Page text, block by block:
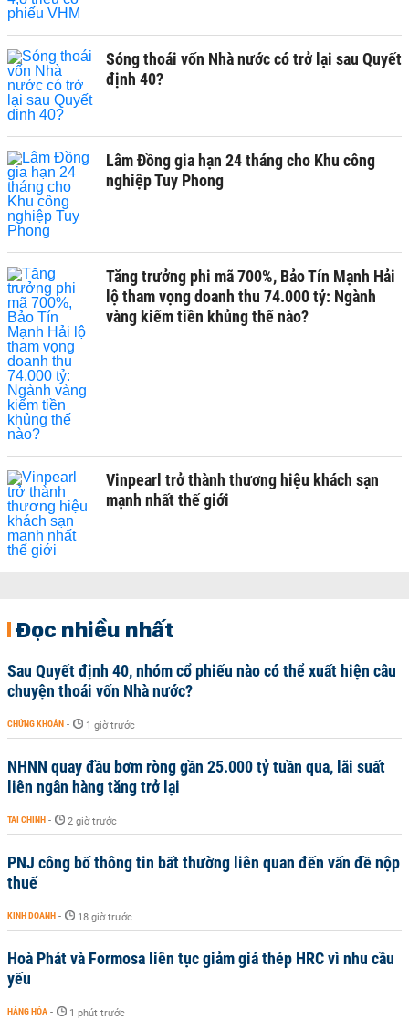
Sóng thoái vốn Nhà nước có trở lại sau Quyết
định 40?
Lâm Đồng gia hạn 24 tháng cho Khu công
nghiệp Tuy Phong
Tăng trưởng phi mã 700%, Bảo Tín Mạnh Hải
lộ tham vọng doanh thu 74.000 tỷ: Ngành
vàng kiếm tiền khủng thế nào?
Vinpearl trở thành thương hiệu khách sạn
mạnh nhất thế giới
Đọc nhiều nhất
Sau Quyết định 40, nhóm cổ phiếu nào có thể xuất hiện câu
chuyện thoái vốn Nhà nước?
CHỨNG KHOÁN - 1 giờ trước
NHNN quay đầu bơm ròng gần 25.000 tỷ tuần qua, lãi suất
liên ngân hàng tăng trở lại
TÀI CHÍNH - 2 giờ trước
PNJ công bố thông tin bất thường liên quan đến vấn đề nộp
thuế
KINH DOANH - 18 giờ trước
Hoà Phát và Formosa liên tục giảm giá thép HRC vì nhu cầu
yếu
HÀNG HÓA - 1 phút trước